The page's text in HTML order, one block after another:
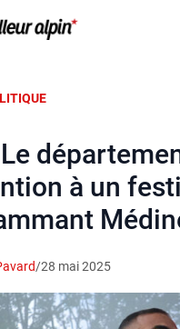
à un
/28 mai 2025